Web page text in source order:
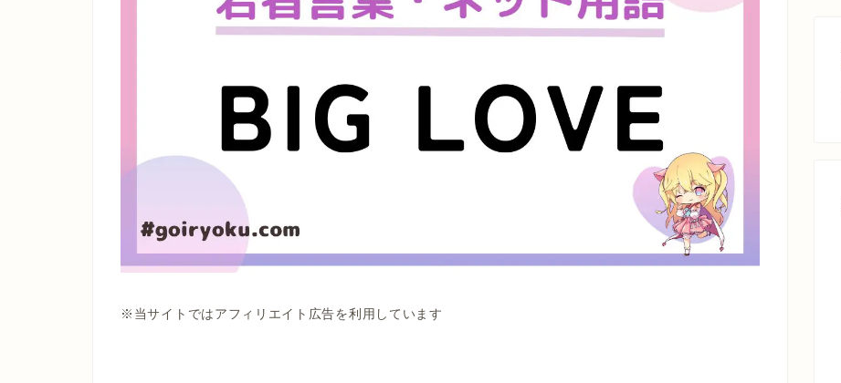
※当サイトではアフィリエイト広告を利用しています